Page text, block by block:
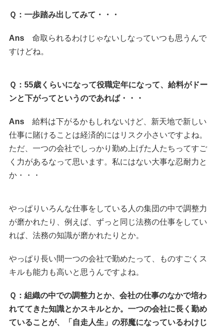
Ｑ：一歩踏み出してみて・・・
Ans命取られるわけじゃないしなっていつも思うんで
すけどね。
Ｑ：55歳くらいになって役職定年になって、給料がドー
ンと下がってというのであれば・・・
Ans給料は下がるかもしれないけど、新天地で新しい
仕事に賭けることは経済的にはリスク小さいですよね。
ただ、一つの会社でしっかり勤め上げた人たちってすご
く力があるなって思います。私にはない大事な忍耐力と
か・・・
やっぱりいろんな仕事をしている人の集団の中で調整力
が磨かれたり、例えば、ずっと同じ法務の仕事をしてい
れば、法務の知識が磨かれたりとか。
やっぱり長い間一つの会社で勤めたって、ものすごくス
キルも能力も高いと思うんですよね。
Ｑ：組織の中での調整力とか、会社の仕事のなかで培わ
れててきた知識とかスキルとか。一つの会社に長く勤め
ていることが、「自走人生」の邪魔になっているわけじ